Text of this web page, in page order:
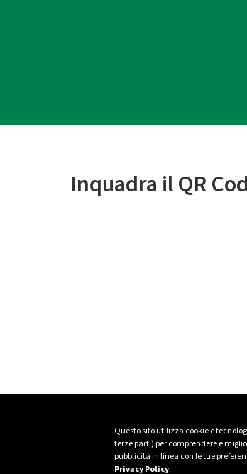
Questo sito utilizza cookie e
terze parti) per comprendere e
pubblicità in linea con le tue
Privacy Policy.
Inquadra il QR